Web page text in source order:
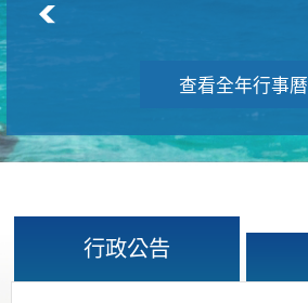
查看全年行事曆
行政公告